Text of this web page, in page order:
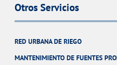
Otros Servicios
RED URBANA DE RIEGO
MANTENIMIENTO DE FUENTES